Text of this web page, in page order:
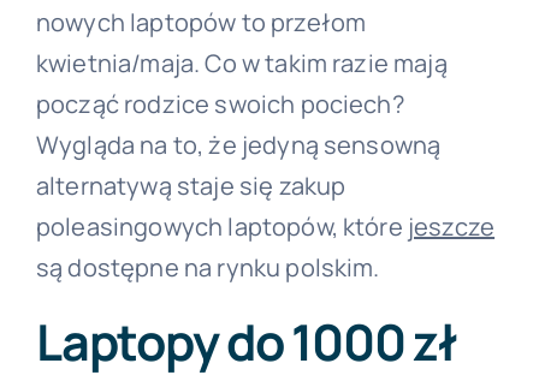
nowych laptopów to przełom
kwietnia/maja. Co w takim razie mają
począć rodzice swoich pociech?
Wygląda na to, że jedyną sensowną
alternatywą staje się zakup
poleasingowych laptopów, które jeszcze
są dostępne na rynku polskim.
Laptopy do 1000 zł